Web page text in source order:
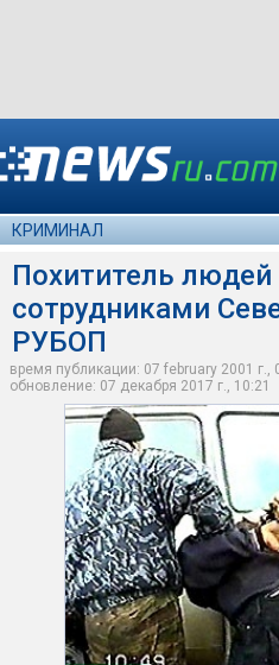
КРИМИНАЛ
Похититель
сотрудниками
РУБОП
время публикации: 07 february 2001 г.,
обновление: 07 декабря 2017 г., 10:21